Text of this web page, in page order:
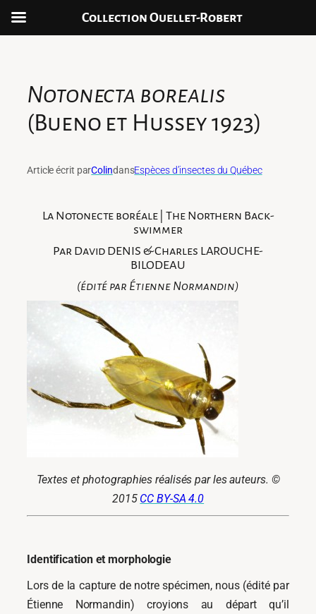
Notonecta borealis
(Bueno et Hussey 1923)
Article écrit parColindansEspèces d’insectes du Québec
La Notonecte boréale | The Northern Back-
swimmer
Par David DENIS & Charles LAROUCHE-
BILODEAU
(édité par Étienne Normandin)
Textes et photographies réalisés par les auteurs. ©
2015 CC BY-SA 4.0
Identification et morphologie
Lors de la capture de notre spécimen, nous (édité par
Étienne Normandin) croyions au départ qu’il
Collection Ouellet-Robert